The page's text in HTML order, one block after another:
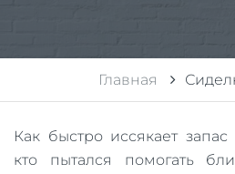
Главная
Как быстро иссякает
кто пытался помогать